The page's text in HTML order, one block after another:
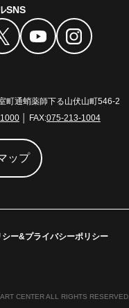
SNS
町通蛸薬師下る山伏山町546-2
│ FAX:075-213-1004
ップ
ー&プライバシーポリシー
CENTER ALL RIGHTS RESERVED.